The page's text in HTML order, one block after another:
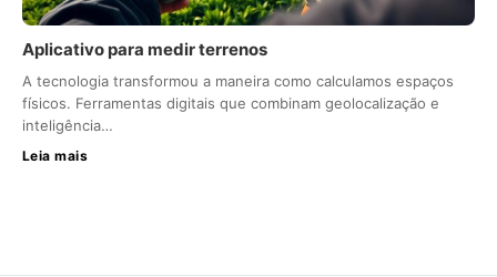
Aplicativo para medir terrenos
A tecnologia transformou a maneira como calculamos espaços
físicos. Ferramentas digitais que combinam geolocalização e
inteligência…
Leia mais